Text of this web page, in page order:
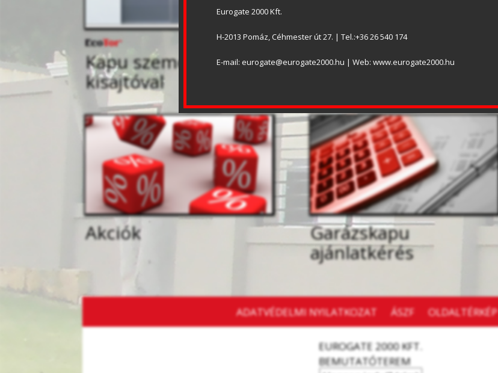
Kapu személybejáró
kisajtóval
Kapu alkatrész
Akciók
Garázskapu
ajánlatkérés
ADATVÉDELMI NYILATKOZAT ÁSZF OLDALTÉRKÉP
EUROGATE 2000 KFT.
BEMUTATÓTEREM
Eurogate 2000 Kft.
H-2013 Pomáz, Céhmester út 27. | Tel.:+36 26 540 174
E-mail: eurogate@eurogate2000.hu | Web: www.eurogate2000.hu